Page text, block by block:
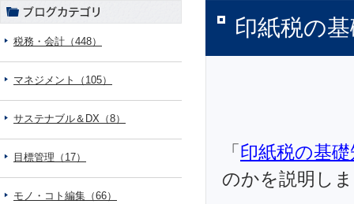
印紙税の
「印紙税の基
のかを説明し
税務・会計（448）
マネジメント（105）
サステナブル＆DX（8）
目標管理（17）
モノ・コト編集（66）